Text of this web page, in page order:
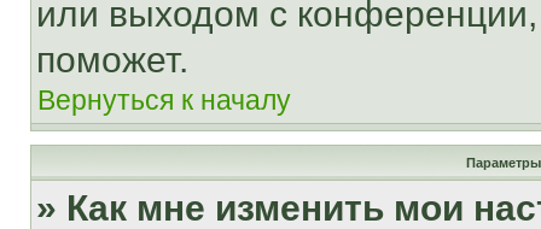
или выходом с
поможет.
Вернуться к началу
Параметры
» Как мне изменить мои